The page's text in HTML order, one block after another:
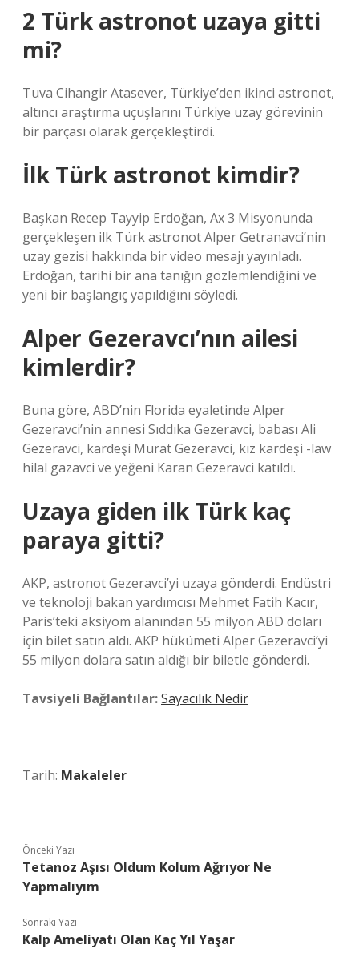
2 Türk astronot uzaya gitti
mi?
Tuva Cihangir Atasever, Türkiye’den ikinci astronot,
altıncı araştırma uçuşlarını Türkiye uzay görevinin
bir parçası olarak gerçekleştirdi.
İlk Türk astronot kimdir?
Başkan Recep Tayyip Erdoğan, Ax 3 Misyonunda
gerçekleşen ilk Türk astronot Alper Getranavci’nin
uzay gezisi hakkında bir video mesajı yayınladı.
Erdoğan, tarihi bir ana tanığın gözlemlendiğini ve
yeni bir başlangıç yapıldığını söyledi.
Alper Gezeravcı’nın ailesi
kimlerdir?
Buna göre, ABD’nin Florida eyaletinde Alper
Gezeravci’nin annesi Sıddıka Gezeravci, babası Ali
Gezeravci, kardeşi Murat Gezeravci, kız kardeşi -law
hilal gazavci ve yeğeni Karan Gezeravci katıldı.
Uzaya giden ilk Türk kaç
paraya gitti?
AKP, astronot Gezeravci’yi uzaya gönderdi. Endüstri
ve teknoloji bakan yardımcısı Mehmet Fatih Kacır,
Paris’teki aksiyom alanından 55 milyon ABD doları
için bilet satın aldı. AKP hükümeti Alper Gezeravci’yi
55 milyon dolara satın aldığı bir biletle gönderdi.
Tavsiyeli Bağlantılar:Sayacılık Nedir
Tarih: Makaleler
Önceki Yazı
Tetanoz Aşısı Oldum Kolum Ağrıyor Ne
Yapmalıyım
Sonraki Yazı
Kalp Ameliyatı Olan Kaç Yıl Yaşar